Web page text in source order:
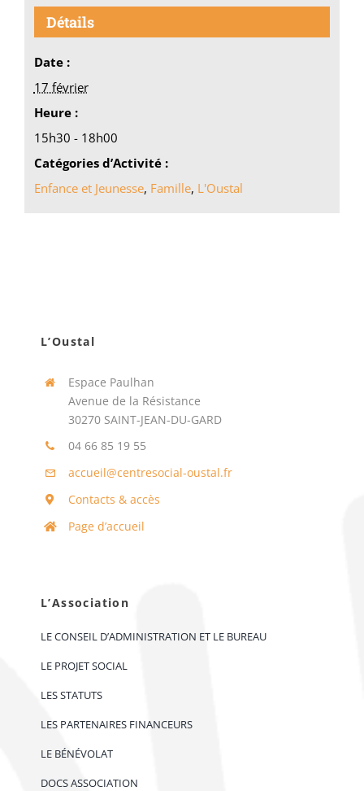
Détails
Date :
17 février
Heure :
15h30 - 18h00
Catégories d’Activité :
Enfance et Jeunesse, Famille, L'Oustal
L’Oustal
Espace Paulhan
Avenue de la Résistance
30270 SAINT-JEAN-DU-GARD
04 66 85 19 55
accueil@centresocial-oustal.fr
Contacts & accès
Page d’accueil
L’Association
LE CONSEIL D’ADMINISTRATION ET LE BUREAU
LE PROJET SOCIAL
LES STATUTS
LES PARTENAIRES FINANCEURS
LE BÉNÉVOLAT
DOCS ASSOCIATION